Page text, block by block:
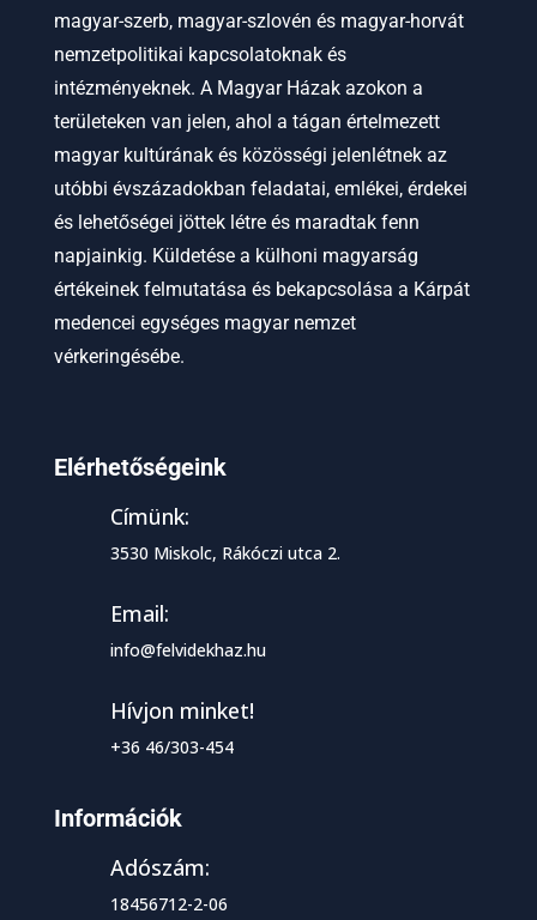
magyar-szerb, magyar-szlovén és magyar-horvát
nemzetpolitikai kapcsolatoknak és
intézményeknek. A Magyar Házak azokon a
területeken van jelen, ahol a tágan értelmezett
magyar kultúrának és közösségi jelenlétnek az
utóbbi évszázadokban feladatai, emlékei, érdekei
és lehetőségei jöttek létre és maradtak fenn
napjainkig. Küldetése a külhoni magyarság
értékeinek felmutatása és bekapcsolása a Kárpát
medencei egységes magyar nemzet
vérkeringésébe.
Elérhetőségeink
Címünk:
3530 Miskolc, Rákóczi utca 2.
Email:
info@felvidekhaz.hu
Hívjon minket!
+36 46/303-454
Információk
Adószám:
18456712-2-06